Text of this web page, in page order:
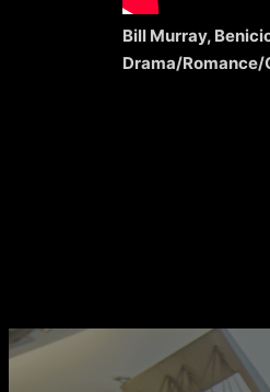
Bill Murray,
Drama/Romance/